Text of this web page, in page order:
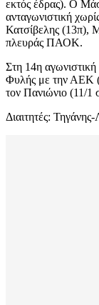
εκτός έδρας). Ο
ανταγωνιστική
Κατσίβελης (13π),
πλευράς ΠΑΟΚ.
Στη 14η αγωνιστική
Φυλής με την ΑΕΚ
τον Πανιώνιο (11/1
Διαιτητές: